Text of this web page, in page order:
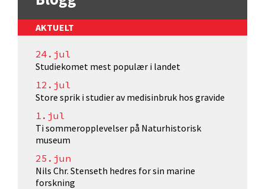
AKTUELT
24.jul
Studiekomet mest populær i landet
12.jul
Store sprik i studier av medisinbruk hos gravide
1.jul
Ti sommeropplevelser på Naturhistorisk
museum
25.jun
Nils Chr. Stenseth hedres for sin marine
forskning